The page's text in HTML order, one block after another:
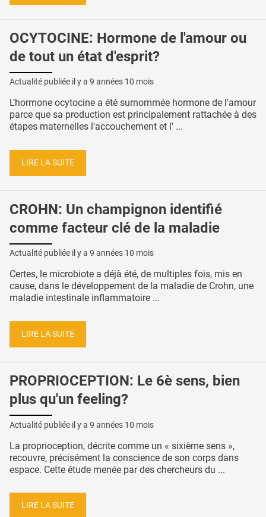
OCYTOCINE: Hormone de l'amour ou
de tout un état d'esprit?
Actualité publiée il y a 9 années 10 mois
L’hormone ocytocine a été surnommée hormone de l'amour
parce que sa production est principalement rattachée à des
étapes maternelles l'accouchement et l' ...
LIRE LA SUITE
CROHN: Un champignon identifié
comme facteur clé de la maladie
Actualité publiée il y a 9 années 10 mois
Certes, le microbiote a déjà été, de multiples fois, mis en
cause, dans le développement de la maladie de Crohn, une
maladie intestinale inflammatoire ...
LIRE LA SUITE
PROPRIOCEPTION: Le 6è sens, bien
plus qu'un feeling?
Actualité publiée il y a 9 années 10 mois
La proprioception, décrite comme un « sixième sens »,
recouvre, précisément la conscience de son corps dans
espace. Cette étude menée par des chercheurs du ...
LIRE LA SUITE